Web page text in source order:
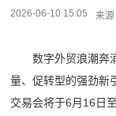
2026-06-10 15:05 来
数字外贸浪潮奔
量、促转型的强劲新
交易会将于6月16日